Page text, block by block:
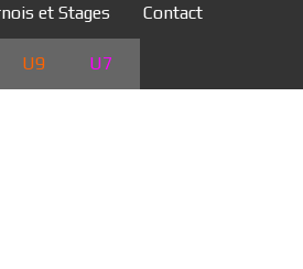
et Stages Contact
U9 U7